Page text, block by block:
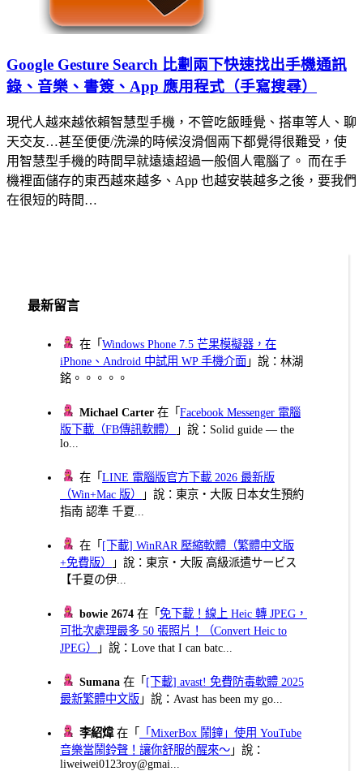
Google Gesture Search 比劃兩下快速找出手機通訊
錄、音樂、書簽、App 應用程式（手寫搜尋）
現代人越來越依賴智慧型手機，不管吃飯睡覺、搭車等人、聊
天交友…甚至便便/洗澡的時候沒滑個兩下都覺得很難受，使
用智慧型手機的時間早就遠遠超過一般個人電腦了。 而在手
機裡面儲存的東西越來越多、App 也越安裝越多之後，要我們
在很短的時間…
最新留言
在「Windows Phone 7.5 芒果模擬器，在
iPhone、Android 中試用 WP 手機介面 」說：林湖
銘。。。。。
Michael Carter 在「Facebook Messenger 電腦
版下載（FB傳訊軟體）
」說：Solid guide — the
lo...
在「LINE 電腦版官方下載 2026 最新版
（Win+Mac 版）
」說：東京・大阪 日本女生預約
指南 認準 千夏...
在「 [下載] WinRAR 壓縮軟體（繁體中文版
+免費版）
」說：東京・大阪 高級派遣サービス
【千夏の伊...
bowie 2674 在「免下載！線上 Heic 轉 JPEG，
可批次處理最多 50 張照片！（Convert Heic to
JPEG）
」說：Love that I can batc...
Sumana 在「 [下載] avast! 免費防毒軟體 2025
最新繁體中文版 」說：Avast has been my go...
李紹煒在「
「MixerBox 鬧鐘」使用 YouTube
音樂當鬧鈴聲！讓你舒服的醒來～ 」說：
liweiwei0123roy@gmai...